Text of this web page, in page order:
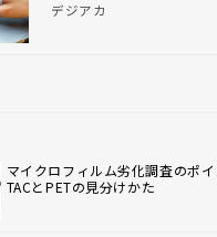
です。デジタルアーカイブ
ど、あらゆる分野で新たな
つながることが期待されます。
デジアカ
マイクロフィルム劣化調査のポイ
TACとPETの見分けかた